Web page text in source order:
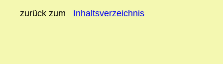
zurück zum
Inhaltsverzeichnis